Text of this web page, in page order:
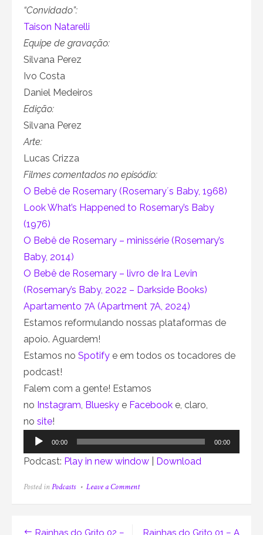
“Convidado”:
Taison Natarelli
Equipe de gravação:
Silvana Perez
Ivo Costa
Daniel Medeiros
Edição:
Silvana Perez
Arte:
Lucas Crizza
Filmes comentados no episódio:
O Bebê de Rosemary (Rosemary´s Baby, 1968)
Look What’s Happened to Rosemary’s Baby
(1976)
O Bebê de Rosemary – minissérie (Rosemary’s
Baby, 2014)
O Bebê de Rosemary – livro de Ira Levin
(Rosemary’s Baby, 2022 – Darkside Books)
Apartamento 7A (Apartment 7A, 2024)
Estamos reformulando nossas plataformas de
apoio. Aguardem!
Estamos no Spotify e em todos os tocadores de
podcast!
Falem com a gente! Estamos
no Instagram Bluesky e Facebook e, claro,
no site!
Tocador
de
00:00 00:00
Podcast: Play in new window Download
Posted in Podcasts Leave a Commenton
Rainhas do Grito 01 – A
Rainhas do Grito 02 –